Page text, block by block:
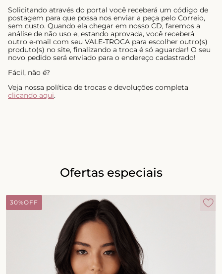
Solicitando através do portal você receberá um código de
postagem para que possa nos enviar a peça pelo Correio,
sem custo. Quando ela chegar em nosso CD, faremos a
análise de não uso e, estando aprovada, você receberá
outro e-mail com seu VALE-TROCA para escolher outro(s)
produto(s) no site, finalizando a troca é só aguardar! O seu
novo pedido será enviado para o endereço cadastrado!
Fácil, não é?
Veja nossa política de trocas e devoluções completa
clicando aqui.
Ofertas especiais
30%OFF